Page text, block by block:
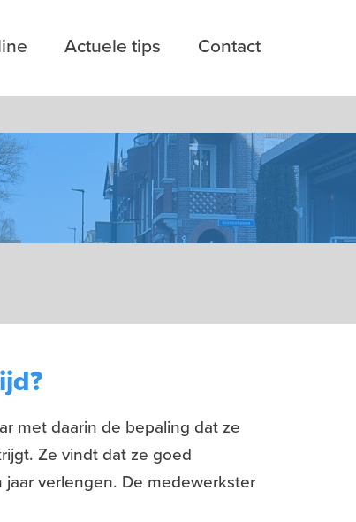
Actuele tips Contact
met daarin de bepaling dat ze
Ze vindt dat ze goed
verlengen. De medewerkster